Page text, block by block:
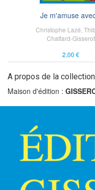
Je m'amuse
Christophe Lazé
Chattard-Gisserot
2,00 €
A propos de la collection
Maison d'édition :